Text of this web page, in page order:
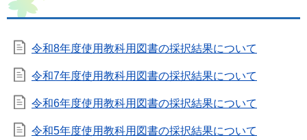
令和8年度使用教科用図書の採択結果について
令和7年度使用教科用図書の採択結果について
令和6年度使用教科用図書の採択結果について
令和5年度使用教科用図書の採択結果について